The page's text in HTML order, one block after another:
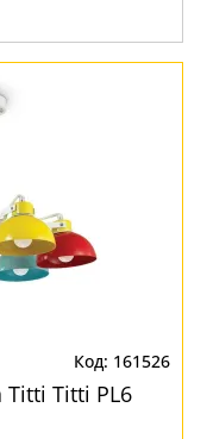
161526
Titti Titti PL6